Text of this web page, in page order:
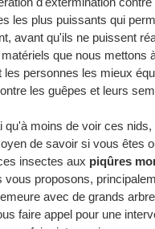
les plus puissants qui
avant qu'ils ne puissent
que nous mettons
les personnes les mieux
les guêpes et leurs
qu'à moins de voir ces
de savoir si vous êtes
insectes aux piqûres
vous proposons,
avec de grands
faire appel pour une